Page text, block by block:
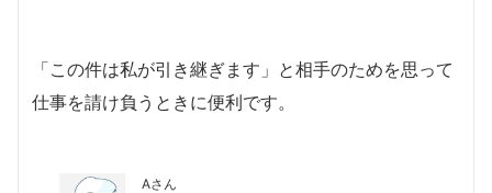
「この件は私が引き継ぎます」と相手のためを思って
仕事を請け負うときに便利です。
Aさん